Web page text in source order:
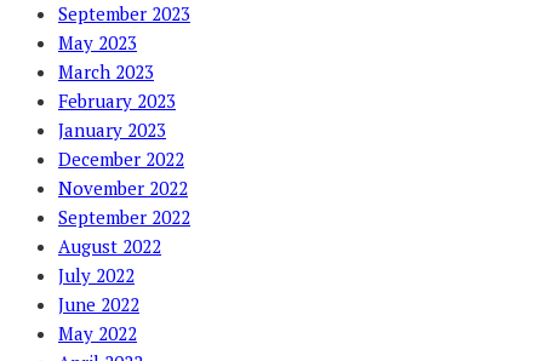
September 2023
May 2023
March 2023
February 2023
January 2023
December 2022
November 2022
September 2022
August 2022
July 2022
June 2022
May 2022